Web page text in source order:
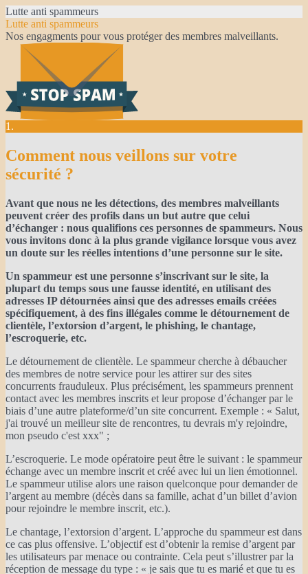
Lutte anti spammeurs
Lutte anti spammeurs
Nos engagments pour vous protéger des membres malveillants.
1.
Comment nous veillons sur votre
sécurité ?
Avant que nous ne les détections, des membres malveillants
peuvent créer des profils dans un but autre que celui
d’échanger : nous qualifions ces personnes de spammeurs. Nous
vous invitons donc à la plus grande vigilance lorsque vous avez
un doute sur les réelles intentions d’une personne sur le site.
Un spammeur est une personne s’inscrivant sur le site, la
plupart du temps sous une fausse identité, en utilisant des
adresses IP détournées ainsi que des adresses emails créées
spécifiquement, à des fins illégales comme le détournement de
clientèle, l’extorsion d’argent, le phishing, le chantage,
l’escroquerie, etc.
Le détournement de clientèle. Le spammeur cherche à débaucher
des membres de notre service pour les attirer sur des sites
concurrents frauduleux. Plus précisément, les spammeurs prennent
contact avec les membres inscrits et leur propose d’échanger par le
biais d’une autre plateforme/d’un site concurrent. Exemple : « Salut,
j'ai trouvé un meilleur site de rencontres, tu devrais m'y rejoindre,
mon pseudo c'est xxx" ;
L’escroquerie. Le mode opératoire peut être le suivant : le spammeur
échange avec un membre inscrit et créé avec lui un lien émotionnel.
Le spammeur utilise alors une raison quelconque pour demander de
l’argent au membre (décès dans sa famille, achat d’un billet d’avion
pour rejoindre le membre inscrit, etc.).
Le chantage, l’extorsion d’argent. L’approche du spammeur est dans
ce cas plus offensive. L’objectif est d’obtenir la remise d’argent par
les utilisateurs par menace ou contrainte. Cela peut s’illustrer par la
réception de message du type : « je sais que tu es marié et que tu es